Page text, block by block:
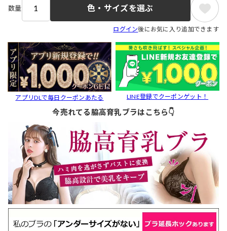
数量 色・サイズを選ぶ
ログイン後にお気に入り追加できます
アプリDLで毎日クーポンあたる LINE登録でクーポンゲット！
今売れてる脇高育乳ブラはこちら👇